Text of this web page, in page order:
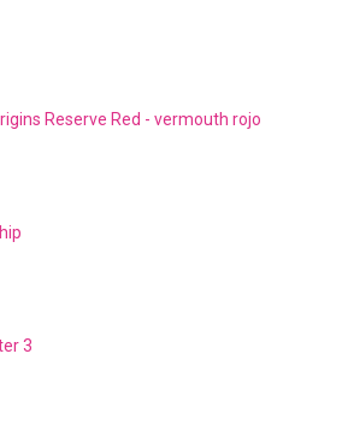
Reserve Red - vermouth rojo
3